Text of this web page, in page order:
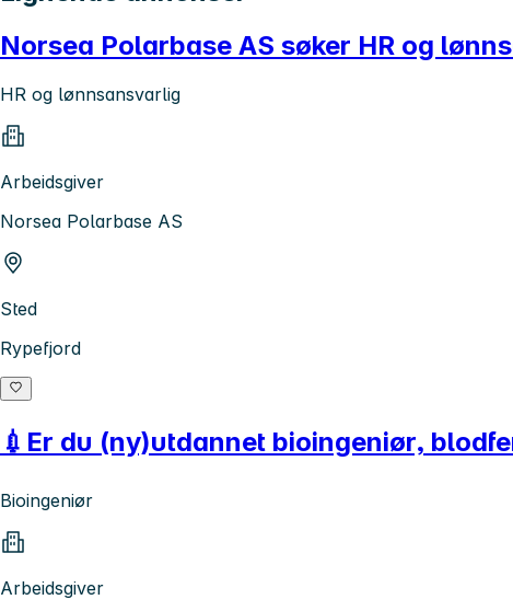
Norsea Polarbase AS søker HR og
HR og lønnsansvarlig
Arbeidsgiver
Norsea Polarbase AS
Sted
Rypefjord
💉Er du (ny)utdannet bioingeniør,
Bioingeniør
Arbeidsgiver